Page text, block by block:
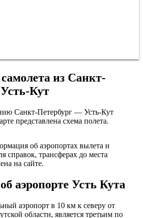
из Санкт-
Кут
Санкт-Петербург — Усть-Кут
представлена схема полета.
Санкт-Петербург
об аэропортах вылета и
справок, трансферах до места
на сайте.
аэропорте Усть Кута
аэропорт в 10 км к северу от
области, является третьим по